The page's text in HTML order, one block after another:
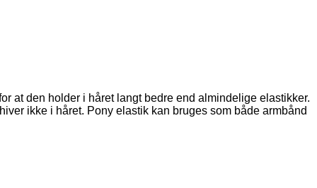
at den holder i håret langt bedre end almindelige elastikker.
ikke i håret. Pony elastik kan bruges som både armbånd